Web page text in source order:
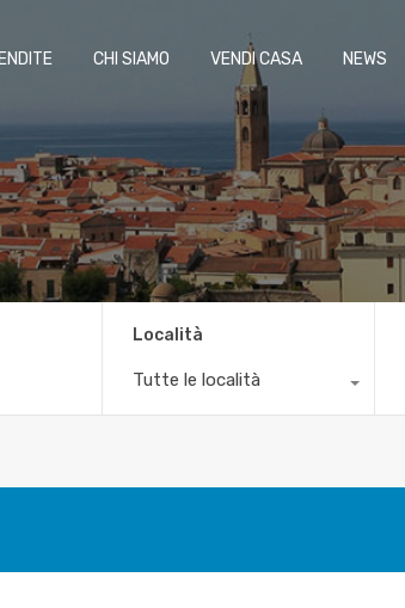
CHI SIAMO VENDI CASA NEWS
Località
Tutte le località